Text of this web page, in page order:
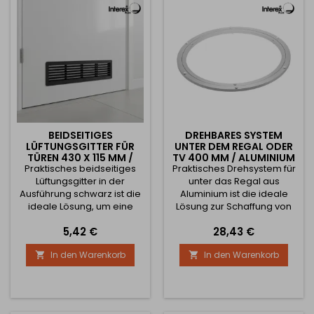
unangenehmen Stößen
anspruchsvollsten Arbeiten.
BEIDSEITIGES
LÜFTUNGSGITTER FÜR
TÜREN 430 X 115 MM /
SCHWARZ
Praktisches beidseitiges
Lüftungsgitter in der
Ausführung schwarz ist die
ideale Lösung, um eine
Innenraum zu
gewährleisten. Besonders
geeignet für
Badezimmertüren, WCs,
Schränke, wo eine
Preis
5,42 €
 In den Warenkorb
DREHBARES SYSTEM
UNTER DEM REGAL ODER
TV 400 MM / ALUMINIUM
Praktisches Drehsystem für
unter das Regal aus
Aluminium ist die ideale
Lösung zur Schaffung von
sowie in gewerblichen
Räumen. Dank
hochwertiger Kugellager
sorgt es für sanftes und
prädestiniert für den Einsatz
Preis
28,43 €
 In den Warenkorb